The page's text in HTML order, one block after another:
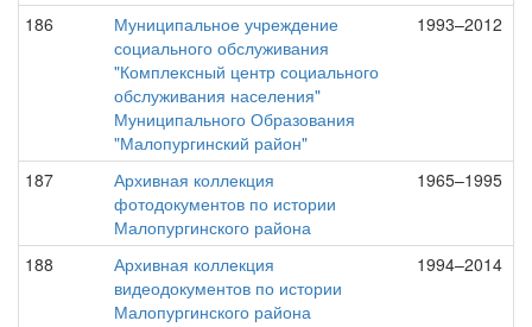
186
Муниципальное учреждение
социального обслуживания
"Комплексный центр социального
обслуживания населения"
Муниципального Образования
"Малопургинский район"
1993–2012
187
Архивная коллекция
фотодокументов по истории
Малопургинского района
1965–1995
188
Архивная коллекция
видеодокументов по истории
Малопургинского района
1994–2014